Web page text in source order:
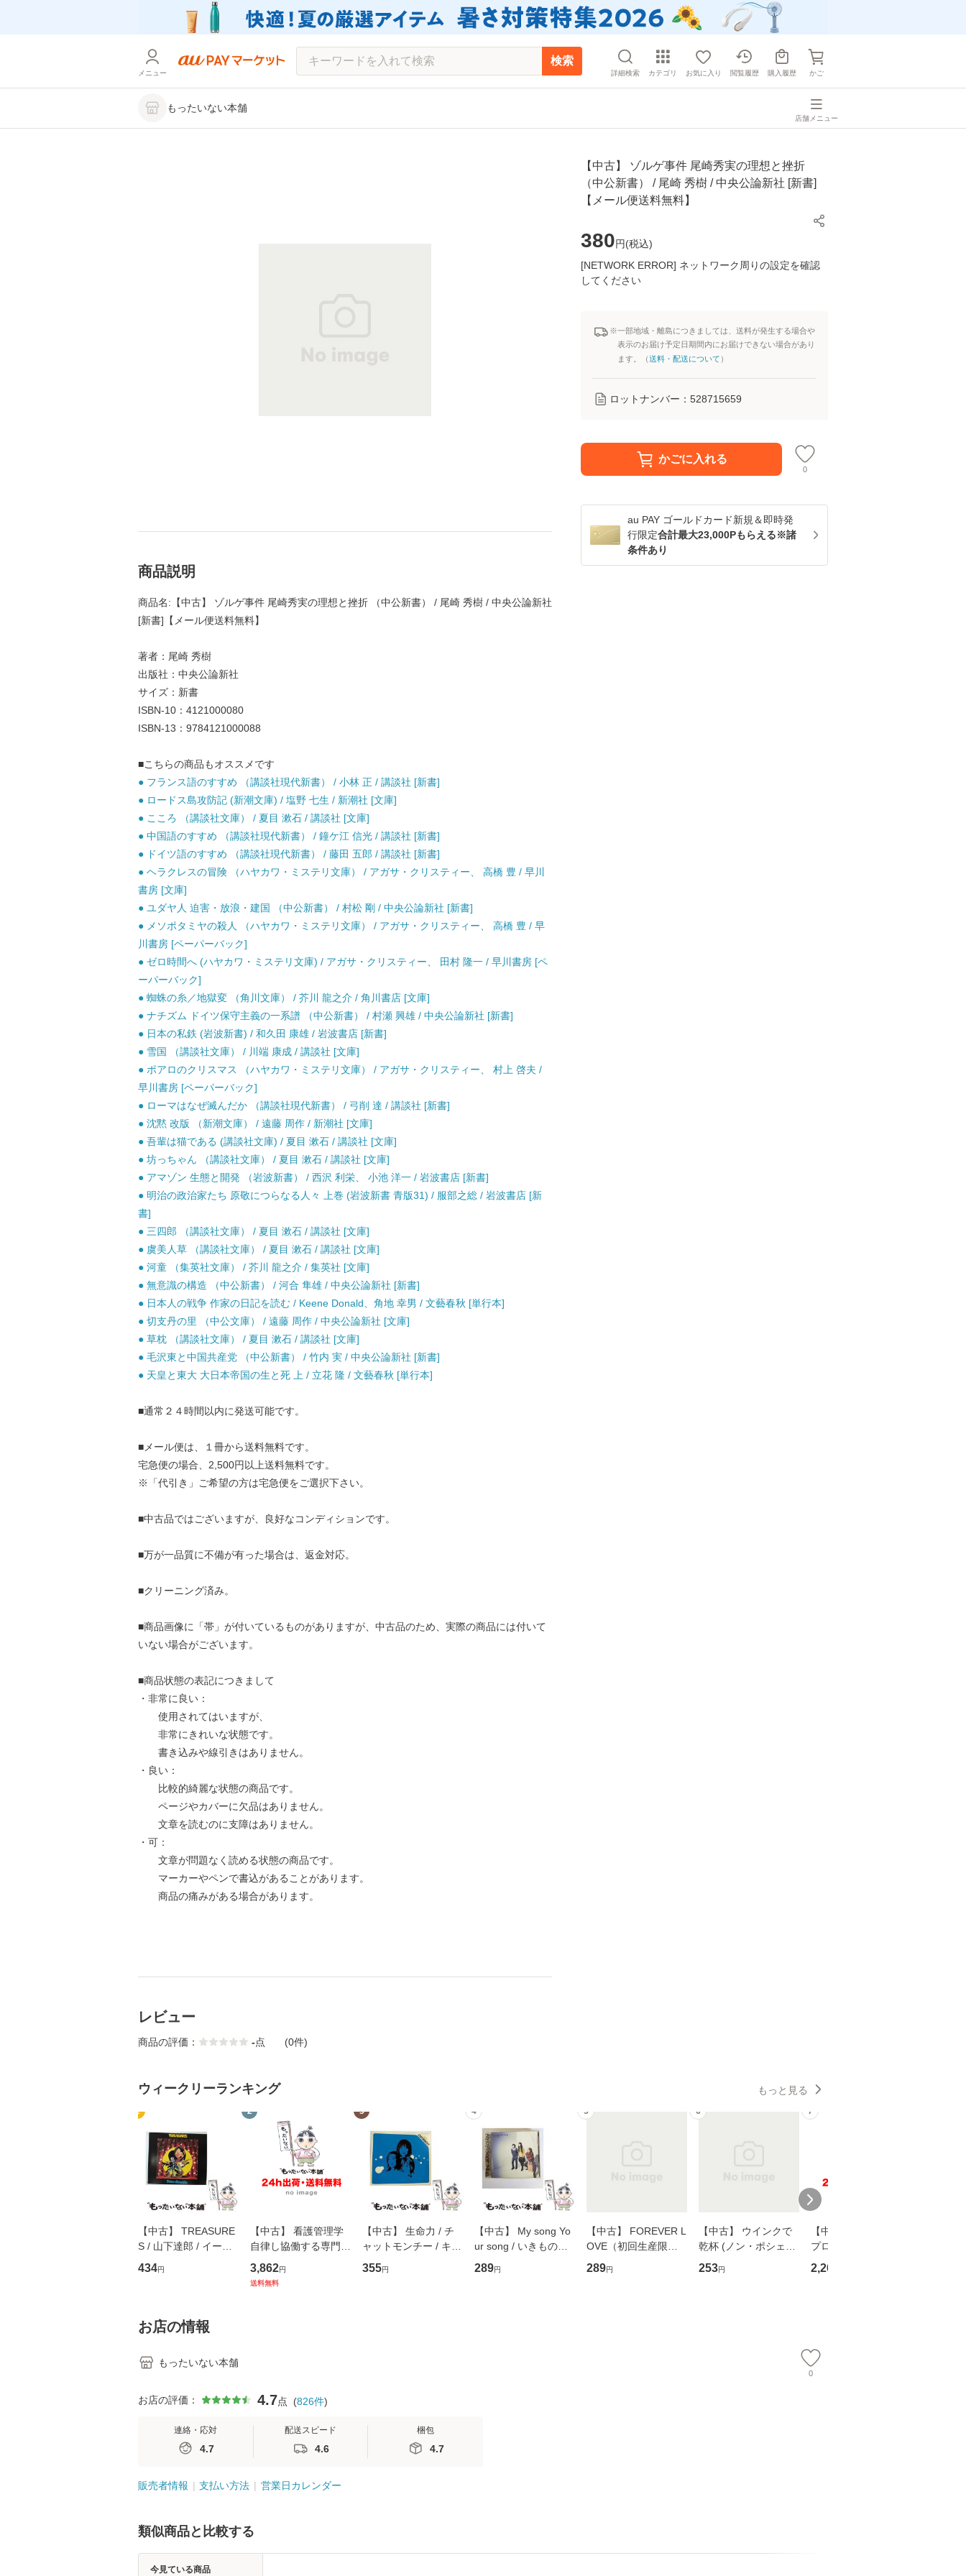
メニュー
検索
詳細検索 カテゴリ お気に入り 閲覧履歴 購入履歴 かご
もったいない本舗
店舗メニュー
【中古】 ゾルゲ事件 尾崎秀実の理想と挫折
（中公新書） / 尾崎 秀樹 / 中央公論新社 [新書]
【メール便送料無料】
380円(税込)
[NETWORK ERROR] ネットワーク周りの設定を確認
してください
※一部地域・離島につきましては、送料が発生する場合や
表示のお届け予定日期間内にお届けできない場合があり
ます。（送料・配送について ）
ロットナンバー： 528715659
かごに入れる
0
au PAY ゴールドカード新規＆即時発
行限定合計最大23,000Pもらえる※諸
条件あり
商品説明
商品名:【中古】 ゾルゲ事件 尾崎秀実の理想と挫折 （中公新書） / 尾崎 秀樹 / 中央公論新社
[新書]【メール便送料無料】
著者：尾崎 秀樹
出版社：中央公論新社
サイズ：新書
ISBN-10：4121000080
ISBN-13：9784121000088
■こちらの商品もオススメです
● フランス語のすすめ （講談社現代新書） / 小林 正 / 講談社 [新書]
● ロードス島攻防記 (新潮文庫) / 塩野 七生 / 新潮社 [文庫]
● こころ （講談社文庫） / 夏目 漱石 / 講談社 [文庫]
● 中国語のすすめ （講談社現代新書） / 鐘ケ江 信光 / 講談社 [新書]
● ドイツ語のすすめ （講談社現代新書） / 藤田 五郎 / 講談社 [新書]
● ヘラクレスの冒険 （ハヤカワ・ミステリ文庫） / アガサ・クリスティー、 高橋 豊 / 早川
書房 [文庫]
● ユダヤ人 迫害・放浪・建国 （中公新書） / 村松 剛 / 中央公論新社 [新書]
● メソポタミヤの殺人 （ハヤカワ・ミステリ文庫） / アガサ・クリスティー、 高橋 豊 / 早
川書房 [ペーパーバック]
● ゼロ時間へ (ハヤカワ・ミステリ文庫) / アガサ・クリスティー、 田村 隆一 / 早川書房 [ペ
ーパーバック]
● 蜘蛛の糸／地獄変 （角川文庫） / 芥川 龍之介 / 角川書店 [文庫]
● ナチズム ドイツ保守主義の一系譜 （中公新書） / 村瀬 興雄 / 中央公論新社 [新書]
● 日本の私鉄 (岩波新書) / 和久田 康雄 / 岩波書店 [新書]
● 雪国 （講談社文庫） / 川端 康成 / 講談社 [文庫]
● ポアロのクリスマス （ハヤカワ・ミステリ文庫） / アガサ・クリスティー、 村上 啓夫 /
早川書房 [ペーパーバック]
● ローマはなぜ滅んだか （講談社現代新書） / 弓削 達 / 講談社 [新書]
● 沈黙 改版 （新潮文庫） / 遠藤 周作 / 新潮社 [文庫]
● 吾輩は猫である (講談社文庫) / 夏目 漱石 / 講談社 [文庫]
● 坊っちゃん （講談社文庫） / 夏目 漱石 / 講談社 [文庫]
● アマゾン 生態と開発 （岩波新書） / 西沢 利栄、 小池 洋一 / 岩波書店 [新書]
● 明治の政治家たち 原敬につらなる人々 上巻 (岩波新書 青版31) / 服部之総 / 岩波書店 [新
書]
● 三四郎 （講談社文庫） / 夏目 漱石 / 講談社 [文庫]
● 虞美人草 （講談社文庫） / 夏目 漱石 / 講談社 [文庫]
● 河童 （集英社文庫） / 芥川 龍之介 / 集英社 [文庫]
● 無意識の構造 （中公新書） / 河合 隼雄 / 中央公論新社 [新書]
● 日本人の戦争 作家の日記を読む / Keene Donald、角地 幸男 / 文藝春秋 [単行本]
● 切支丹の里 （中公文庫） / 遠藤 周作 / 中央公論新社 [文庫]
● 草枕 （講談社文庫） / 夏目 漱石 / 講談社 [文庫]
● 毛沢東と中国共産党 （中公新書） / 竹内 実 / 中央公論新社 [新書]
● 天皇と東大 大日本帝国の生と死 上 / 立花 隆 / 文藝春秋 [単行本]
■通常２４時間以内に発送可能です。
■メール便は、１冊から送料無料です。
宅急便の場合、2,500円以上送料無料です。
※「代引き」ご希望の方は宅急便をご選択下さい。
■中古品ではございますが、良好なコンディションです。
■万が一品質に不備が有った場合は、返金対応。
■クリーニング済み。
■商品画像に「帯」が付いているものがありますが、中古品のため、実際の商品には付いて
いない場合がございます。
■商品状態の表記につきまして
・非常に良い：
使用されてはいますが、
非常にきれいな状態です。
書き込みや線引きはありません。
・良い：
比較的綺麗な状態の商品です。
ページやカバーに欠品はありません。
文章を読むのに支障はありません。
・可：
文章が問題なく読める状態の商品です。
マーカーやペンで書込があることがあります。
商品の痛みがある場合があります。
レビュー
商品の評価： -点 (0件)
ウィークリーランキング もっと見る
1
【中古】 TREASURE
S / 山下達郎 / イース
トウエスト・ジャパン
[CD]【メール便送料無
434円
2
【中古】 看護管理学
自律し協働する専門職
の看護マネジメントス
キル 改訂第3版 (看護
3,862円
送料無料
3
【中古】 生命力 / チ
ャットモンチー / キュ
ーンレコード [CD]
【メール便送料無料】
355円
4
【中古】 My song Yo
ur song / いきものが
かり / [CD]【メール便
送料無料】
289円
5
【中古】 FOREVER L
OVE（初回生産限定
盤） / 清水翔太×加藤
ミリヤ / [CD]【メール
289円
6
【中古】 ウインクで
乾杯 (ノン・ポシェッ
ト) / 東野圭吾 / 祥伝
社 [文庫]【メール便送
253円
7
【中古】 野ブタ。を
プロデュース [DVD-B
OX] / バップ [DVD]
【メール便送料無料】
2,266
お店の情報
もったいない本舗
0
お店の評価： 4.7点 (826件)
連絡・応対
4.7
配送スピード
4.6
梱包
4.7
販売者情報 支払い方法 営業日カレンダー
類似商品と比較する
今見ている商品